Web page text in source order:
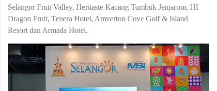
Selangor Fruit Valley, Heritaste Kacang Tumbuk Jenjarom, HI
Dragon Fruit, Tenera Hotel, Amverton Cove Golf & Island
Resort dan Armada Hotel.